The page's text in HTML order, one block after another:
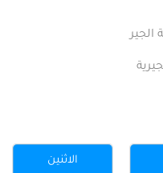
الجير
الاثنين